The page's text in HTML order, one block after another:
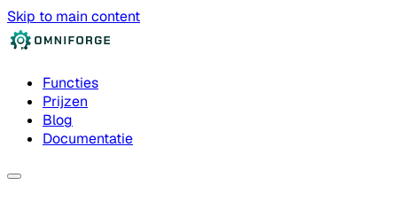
Skip to main content
Functies
Prijzen
Blog
Documentatie